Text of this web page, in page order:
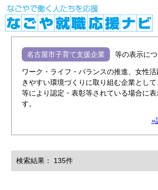
名古屋市子育て支援企業 等の表示に
ワーク・ライフ・バランスの推進、女性
きやすい環境づくりに取り組む企業とし
等により認定・表彰等されている場合に表
す。
»
検索結果： 135件